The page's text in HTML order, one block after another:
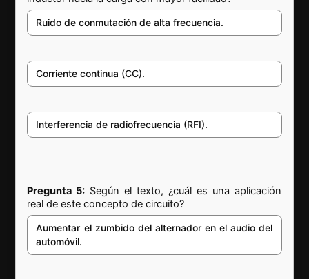
Ruido de conmutación de alta frecuencia.
Corriente continua (CC).
Interferencia de radiofrecuencia (RFI).
Pregunta 5: Según el texto, ¿cuál es una aplicación
real de este concepto de circuito?
Aumentar el zumbido del alternador en el audio del
automóvil.